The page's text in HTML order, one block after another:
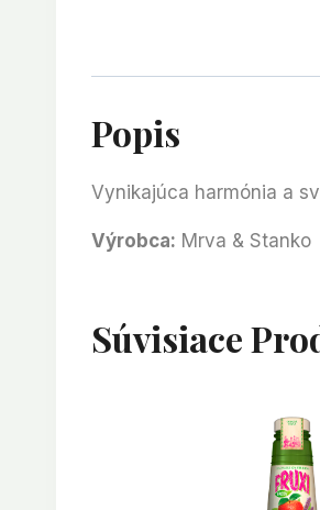
Popis
Vynikajúca harmónia a
Výrobca: Mrva & Stanko
Súvisiace